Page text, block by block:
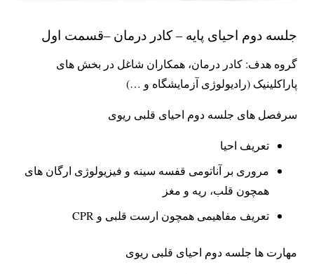
جلسه دوم احیای پایه – کادر درمان –قسمت اول
گروه هدف: کادر درمان، همکاران شاغل در بخش های
پاراکلینیک (رادیولوژی آزمایشگاه و …)
سرفصل های جلسه دوم احیای قلبی ریوی
تعریف احیا
مروری بر آناتومی قفسه سینه و فیزیولوژی ارگان های
همچون قلب، ریه و مغز
تعریف مفاهیمی همچون ارست قلبی و CPR
مهارت ها جلسه دوم احیای قلبی ریوی